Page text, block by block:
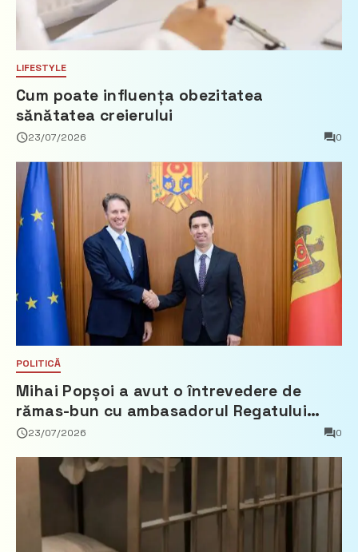
LIFESTYLE
Cum poate influența obezitatea
sănătatea creierului
23/07/2026 0
POLITICĂ
Mihai Popșoi a avut o întrevedere de
rămas-bun cu ambasadorul Regatului
Țărilor de Jos, Fred Duijn
23/07/2026 0